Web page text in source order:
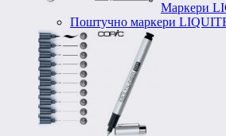
Маркери
Поштучно маркери